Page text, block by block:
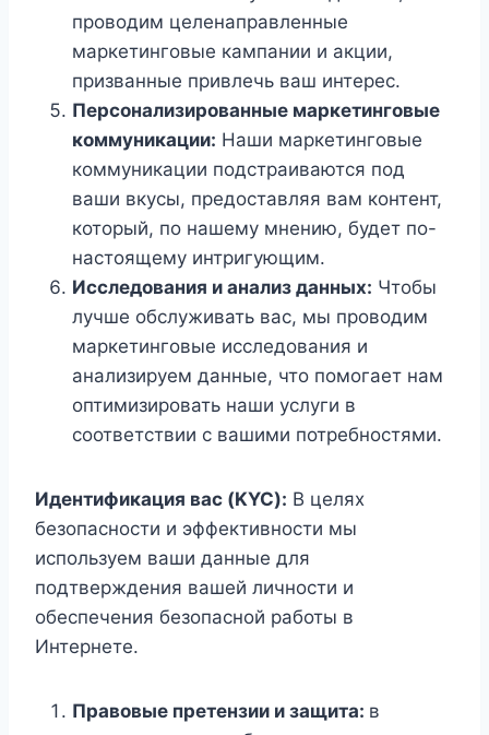
проводим целенаправленные
маркетинговые кампании и акции,
призванные привлечь ваш интерес.
Персонализированные маркетинговые
коммуникации: Наши маркетинговые
коммуникации подстраиваются под
ваши вкусы, предоставляя вам контент,
который, по нашему мнению, будет по-
настоящему интригующим.
Исследования и анализ данных: Чтобы
лучше обслуживать вас, мы проводим
маркетинговые исследования и
анализируем данные, что помогает нам
оптимизировать наши услуги в
соответствии с вашими потребностями.
Идентификация вас (KYC): В целях
безопасности и эффективности мы
используем ваши данные для
подтверждения вашей личности и
обеспечения безопасной работы в
Интернете.
Правовые претензии и защита: в